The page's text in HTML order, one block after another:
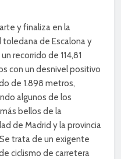
y finaliza en la
toledana de Escalona y
recorrido de 114,81
con un desnivel positivo
de 1.898 metros,
algunos de los
bellos de la
de Madrid y la provincia
trata de un exigente
ciclismo de carretera